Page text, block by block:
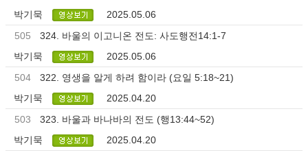
박기묵
2025.05.06
505
324. 바울의 이고니온 전도: 사도행전14:1-7
박기묵
2025.05.06
504
322. 영생을 알게 하려 함이라 (요일 5:18~21)
박기묵
2025.04.20
503
323. 바울과 바나바의 전도 (행13:44~52)
박기묵
2025.04.20